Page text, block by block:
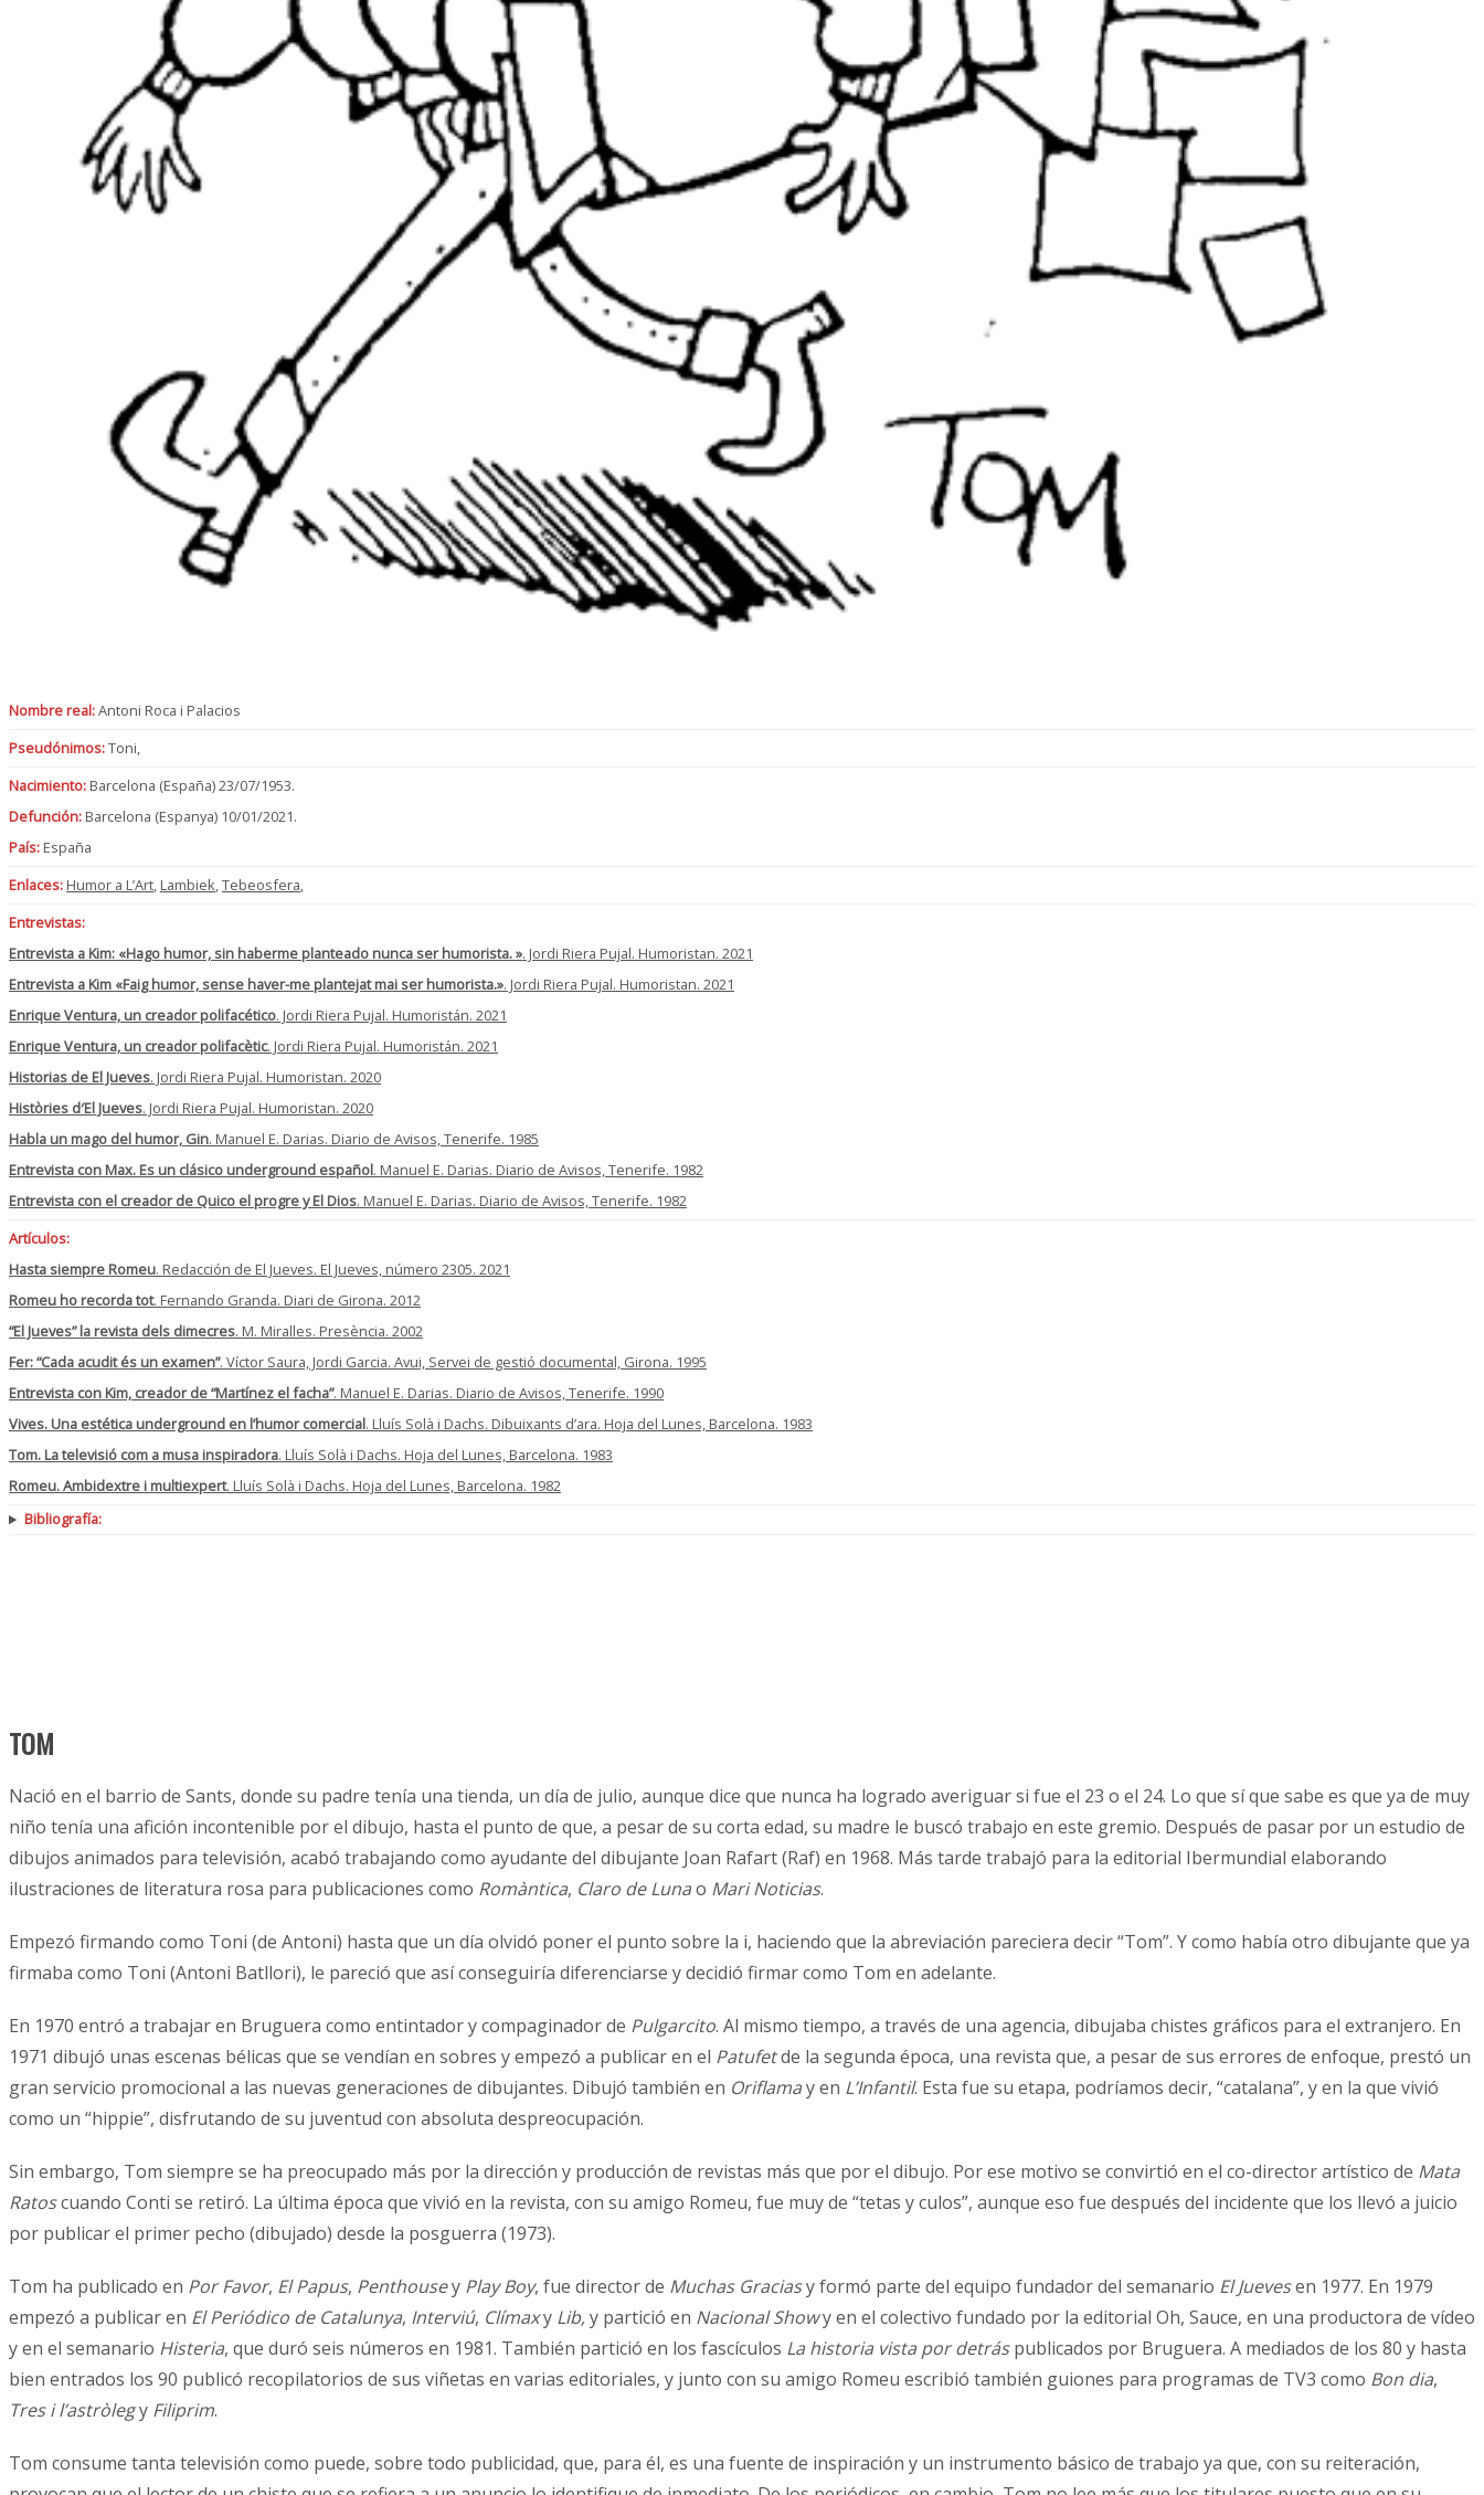
Nombre real:Antoni Roca i Palacios
Pseudónimos:Toni,
Nacimiento: Barcelona (España) 23/07/1953.
Defunción: Barcelona (Espanya) 10/01/2021.
País: España
Enlaces: Humor a L’Art, Lambiek,Tebeosfera,
Entrevistas:
Entrevista a Kim: «Hago humor, sin haberme planteado nunca ser humorista. ». Jordi Riera Pujal. Humoristan. 2021
Entrevista a Kim «Faig humor, sense haver-me plantejat mai ser humorista.». Jordi Riera Pujal. Humoristan. 2021
Enrique Ventura, un creador polifacético. Jordi Riera Pujal. Humoristán. 2021
Enrique Ventura, un creador polifacètic. Jordi Riera Pujal. Humoristán. 2021
Historias de El Jueves. Jordi Riera Pujal. Humoristan. 2020
Històries d′El Jueves. Jordi Riera Pujal. Humoristan. 2020
Habla un mago del humor, Gin. Manuel E. Darias. Diario de Avisos, Tenerife. 1985
Entrevista con Max. Es un clásico underground español. Manuel E. Darias. Diario de Avisos, Tenerife. 1982
Entrevista con el creador de Quico el progre y El Dios. Manuel E. Darias. Diario de Avisos, Tenerife. 1982
Artículos:
Hasta siempre Romeu. Redacción de El Jueves. El Jueves, número 2305. 2021
Romeu ho recorda tot. Fernando Granda. Diari de Girona. 2012
“El Jueves” la revista dels dimecres. M. Miralles. Presència. 2002
Fer: “Cada acudit és un examen”. Víctor Saura, Jordi Garcia. Avui, Servei de gestió documental, Girona. 1995
Entrevista con Kim, creador de “Martínez el facha”. Manuel E. Darias. Diario de Avisos, Tenerife. 1990
Vives. Una estética underground en l’humor comercial. Lluís Solà i Dachs. Dibuixants d’ara. Hoja del Lunes, Barcelona. 1983
Tom. La televisió com a musa inspiradora. Lluís Solà i Dachs. Hoja del Lunes, Barcelona. 1983
Romeu. Ambidextre i multiexpert. Lluís Solà i Dachs. Hoja del Lunes, Barcelona. 1982
Bibliografía:
TOM
Nació en el barrio de Sants, donde su padre tenía una tienda, un día de julio, aunque dice que nunca ha logrado averiguar si fue el 23 o el 24. Lo que sí que sabe es que ya de muy
niño tenía una afición incontenible por el dibujo, hasta el punto de que, a pesar de su corta edad, su madre le buscó trabajo en este gremio. Después de pasar por un estudio de
dibujos animados para televisión, acabó trabajando como ayudante del dibujante Joan Rafart (Raf) en 1968. Más tarde trabajó para la editorial Ibermundial elaborando
ilustraciones de literatura rosa para publicaciones como Romàntica, Claro de Lunao Mari Noticias.
Empezó firmando como Toni (de Antoni) hasta que un día olvidó poner el punto sobre la i, haciendo que la abreviación pareciera decir “Tom”. Y como había otro dibujante que ya
firmaba como Toni (Antoni Batllori), le pareció que así conseguiría diferenciarse y decidió firmar como Tom en adelante.
En 1970 entró a trabajar en Bruguera como entintador y compaginador de Pulgarcito. Al mismo tiempo, a través de una agencia, dibujaba chistes gráficos para el extranjero. En
1971 dibujó unas escenas bélicas que se vendían en sobres y empezó a publicar en el Patufetde la segunda época, una revista que, a pesar de sus errores de enfoque, prestó un
gran servicio promocional a las nuevas generaciones de dibujantes. Dibujó también en Oriflamay en L’Infantil. Esta fue su etapa, podríamos decir, “catalana”, y en la que vivió
como un “hippie”, disfrutando de su juventud con absoluta despreocupación.
Sin embargo, Tom siempre se ha preocupado más por la dirección y producción de revistas más que por el dibujo. Por ese motivo se convirtió en el co-director artístico de Mata
Ratoscuando Conti se retiró. La última época que vivió en la revista, con su amigo Romeu, fue muy de “tetas y culos”, aunque eso fue después del incidente que los llevó a juicio
por publicar el primer pecho (dibujado) desde la posguerra (1973).
Tom ha publicado en Por Favor, El Papus, Penthousey Play Boy, fue director de Muchas Graciasy formó parte del equipo fundador del semanario El Juevesen 1977. En 1979
empezó a publicar en El Periódico de Catalunya, Interviú, Clímaxy Lib,y partició en Nacional Showy en el colectivo fundado por la editorial Oh, Sauce, en una productora de vídeo
y en el semanario Histeria, que duró seis números en 1981. También partició en los fascículos La historia vista por detráspublicados por Bruguera. A mediados de los 80 y hasta
bien entrados los 90 publicó recopilatorios de sus viñetas en varias editoriales, y junto con su amigo Romeu escribió también guiones para programas de TV3 como Bon dia,
Tres i l’astròlegy Filiprim.
Tom consume tanta televisión como puede, sobre todo publicidad, que, para él, es una fuente de inspiración y un instrumento básico de trabajo ya que, con su reiteración,